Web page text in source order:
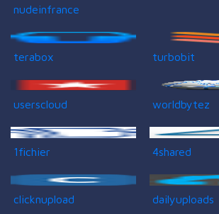
nudeinfrance
terabox turbobit
userscloud worldbytez
1fichier 4shared
clicknupload dailyuploads